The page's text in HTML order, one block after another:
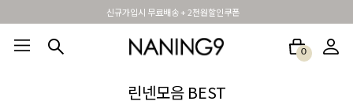
신규가입시 무료배송 + 2천원할인쿠폰
0
베스트재진행
린넨모음 BEST